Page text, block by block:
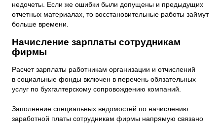
недочеты. Если же ошибки были допущены и предыдущих
отчетных материалах, то восстановительные работы займут
больше времени.
Начисление зарплаты сотрудникам
фирмы
Расчет зарплаты работникам организации и отчислений
в социальные фонды включен в перечень обязательных
услуг по бухгалтерскому сопровождению компаний.
Заполнение специальных ведомостей по начислению
заработной платы сотрудникам фирмы напрямую связано